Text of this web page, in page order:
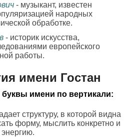
- музыкант, известен
народных
обработке.
- историк искусства,
европейского
работы.
имени Гостан
имени по вертикали:
структуру, в которой видна
форму, мыслить конкретно и
энергию.